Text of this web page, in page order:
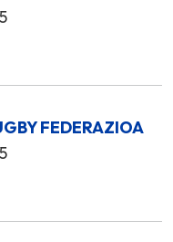
FEDERAZIOA